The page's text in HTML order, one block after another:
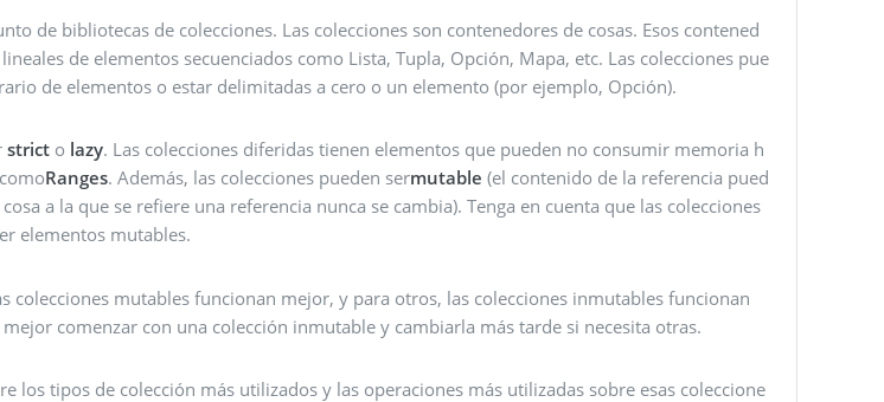
de bibliotecas de colecciones. Las colecciones son contenedores de cosas. Esos contened
de elementos secuenciados como Lista, Tupla, Opción, Mapa, etc. Las colecciones pue
de elementos o estar delimitadas a cero o un elemento (por ejemplo, Opción).
strict o lazy. Las colecciones diferidas tienen elementos que pueden no consumir memoria h
Ranges. Además, las colecciones pueden sermutable (el contenido de la referencia pued
cosa a la que se refiere una referencia nunca se cambia). Tenga en cuenta que las colecciones
elementos mutables.
colecciones mutables funcionan mejor, y para otros, las colecciones inmutables funcionan
comenzar con una colección inmutable y cambiarla más tarde si necesita otras.
los tipos de colección más utilizados y las operaciones más utilizadas sobre esas coleccione